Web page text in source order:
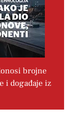
brojne
i događaje iz